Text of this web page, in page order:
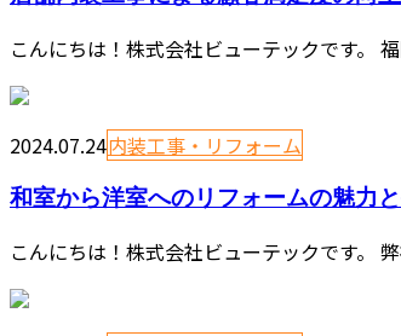
こんにちは！株式会社ビューテックです。
2024.07.24内装工事・リフォーム
和室から洋室へのリフォームの魅力
こんにちは！株式会社ビューテックです。